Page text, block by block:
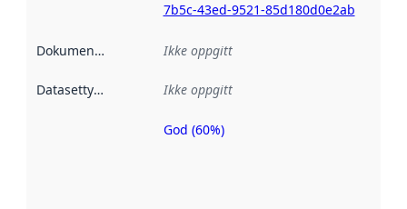
7b5c-43ed-9521-85d180d0e2ab
Dokumentasjon Ikke oppgitt
Datasettype Ikke oppgitt
Metadatakvalitet
God (60%)